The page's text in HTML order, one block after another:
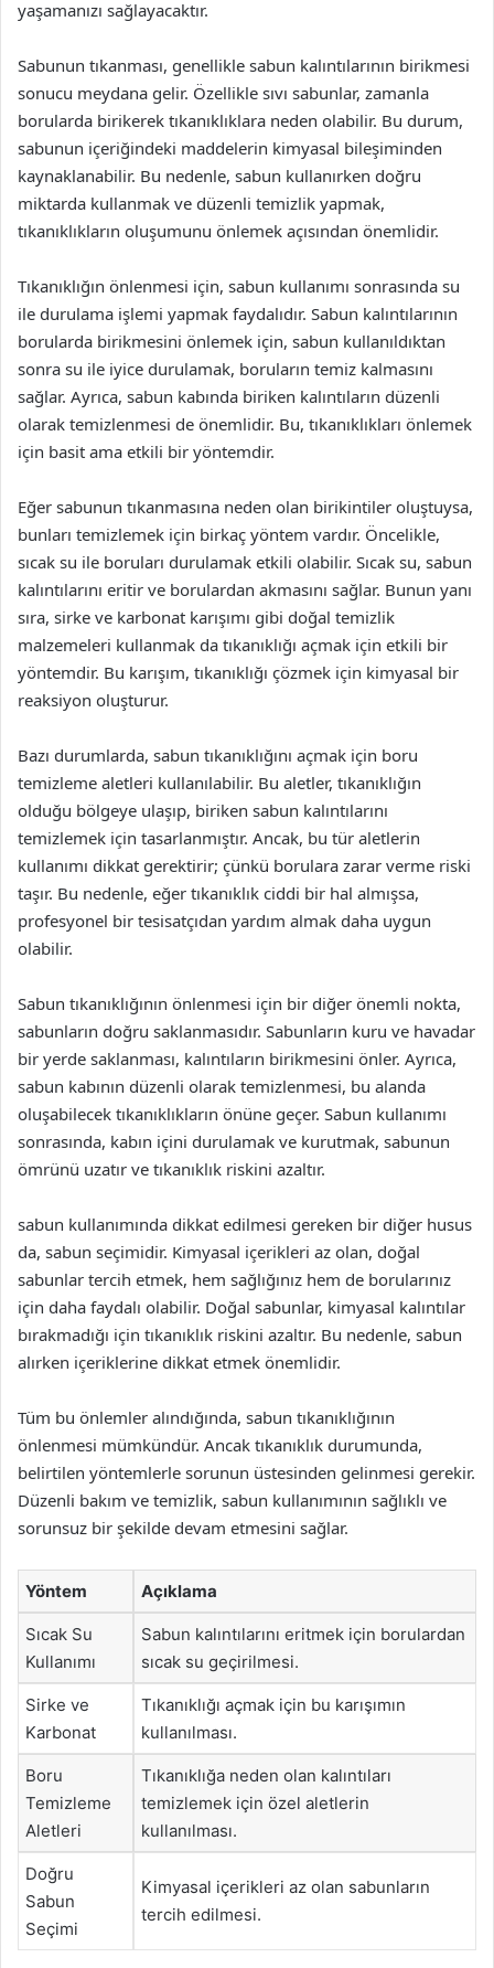
yaşamanızı sağlayacaktır.
Sabunun tıkanması, genellikle sabun kalıntılarının birikmesi
sonucu meydana gelir. Özellikle sıvı sabunlar, zamanla
borularda birikerek tıkanıklıklara neden olabilir. Bu durum,
sabunun içeriğindeki maddelerin kimyasal bileşiminden
kaynaklanabilir. Bu nedenle, sabun kullanırken doğru
miktarda kullanmak ve düzenli temizlik yapmak,
tıkanıklıkların oluşumunu önlemek açısından önemlidir.
Tıkanıklığın önlenmesi için, sabun kullanımı sonrasında su
ile durulama işlemi yapmak faydalıdır. Sabun kalıntılarının
borularda birikmesini önlemek için, sabun kullanıldıktan
sonra su ile iyice durulamak, boruların temiz kalmasını
sağlar. Ayrıca, sabun kabında biriken kalıntıların düzenli
olarak temizlenmesi de önemlidir. Bu, tıkanıklıkları önlemek
için basit ama etkili bir yöntemdir.
Eğer sabunun tıkanmasına neden olan birikintiler oluştuysa,
bunları temizlemek için birkaç yöntem vardır. Öncelikle,
sıcak su ile boruları durulamak etkili olabilir. Sıcak su, sabun
kalıntılarını eritir ve borulardan akmasını sağlar. Bunun yanı
sıra, sirke ve karbonat karışımı gibi doğal temizlik
malzemeleri kullanmak da tıkanıklığı açmak için etkili bir
yöntemdir. Bu karışım, tıkanıklığı çözmek için kimyasal bir
reaksiyon oluşturur.
Bazı durumlarda, sabun tıkanıklığını açmak için boru
temizleme aletleri kullanılabilir. Bu aletler, tıkanıklığın
olduğu bölgeye ulaşıp, biriken sabun kalıntılarını
temizlemek için tasarlanmıştır. Ancak, bu tür aletlerin
kullanımı dikkat gerektirir; çünkü borulara zarar verme riski
taşır. Bu nedenle, eğer tıkanıklık ciddi bir hal almışsa,
profesyonel bir tesisatçıdan yardım almak daha uygun
olabilir.
Sabun tıkanıklığının önlenmesi için bir diğer önemli nokta,
sabunların doğru saklanmasıdır. Sabunların kuru ve havadar
bir yerde saklanması, kalıntıların birikmesini önler. Ayrıca,
sabun kabının düzenli olarak temizlenmesi, bu alanda
oluşabilecek tıkanıklıkların önüne geçer. Sabun kullanımı
sonrasında, kabın içini durulamak ve kurutmak, sabunun
ömrünü uzatır ve tıkanıklık riskini azaltır.
sabun kullanımında dikkat edilmesi gereken bir diğer husus
da, sabun seçimidir. Kimyasal içerikleri az olan, doğal
sabunlar tercih etmek, hem sağlığınız hem de borularınız
için daha faydalı olabilir. Doğal sabunlar, kimyasal kalıntılar
bırakmadığı için tıkanıklık riskini azaltır. Bu nedenle, sabun
alırken içeriklerine dikkat etmek önemlidir.
Tüm bu önlemler alındığında, sabun tıkanıklığının
önlenmesi mümkündür. Ancak tıkanıklık durumunda,
belirtilen yöntemlerle sorunun üstesinden gelinmesi gerekir.
Düzenli bakım ve temizlik, sabun kullanımının sağlıklı ve
sorunsuz bir şekilde devam etmesini sağlar.
Yöntem Açıklama
Sıcak Su
Kullanımı
Sabun kalıntılarını eritmek için borulardan
sıcak su geçirilmesi.
Sirke ve
Karbonat
Tıkanıklığı açmak için bu karışımın
kullanılması.
Boru
Temizleme
Aletleri
Tıkanıklığa neden olan kalıntıları
temizlemek için özel aletlerin
kullanılması.
Doğru
Sabun
Seçimi
Kimyasal içerikleri az olan sabunların
tercih edilmesi.